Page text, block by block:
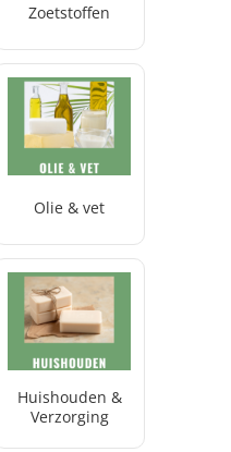
Zoetstoffen
Olie & vet
Huishouden &
Verzorging